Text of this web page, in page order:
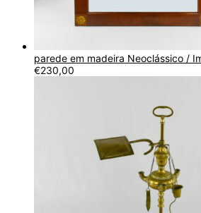
parede em madeira Neoclássico /
€230,00